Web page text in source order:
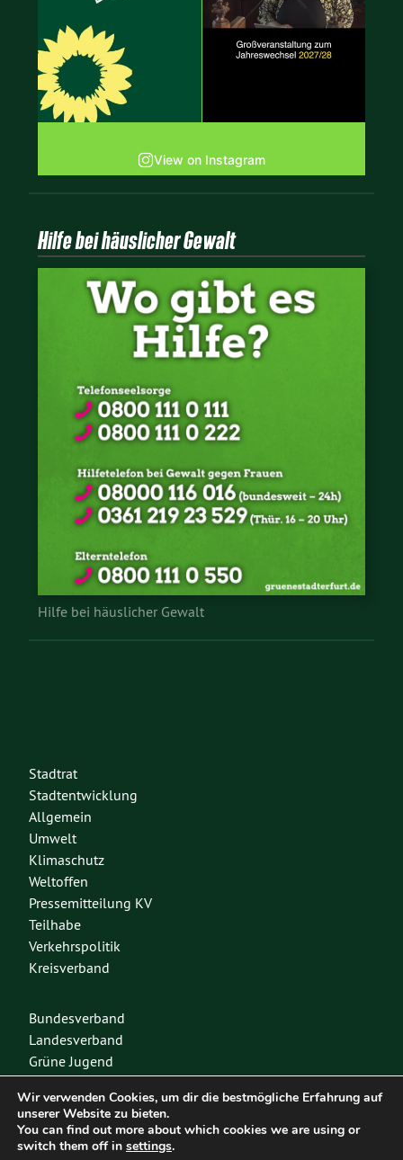
View on Instagram
Hilfe bei häuslicher Gewalt
Hilfe bei häuslicher Gewalt
Stadtrat
Stadtentwicklung
Allgemein
Umwelt
Klimaschutz
Weltoffen
Pressemitteilung KV
Teilhabe
Verkehrspolitik
Kreisverband
Bundesverband
Landesverband
Grüne Jugend
Spenden
Mitglied werden
Wir verwenden Cookies, um dir die bestmögliche Erfahrung auf
unserer Website zu bieten.
You can find out more about which cookies we are using or
switch them off in settings.